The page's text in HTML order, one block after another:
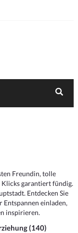
Freundin, tolle
Klicks garantiert fündig.
Entdecken Sie
Entspannen einladen,
inspirieren.
(140)